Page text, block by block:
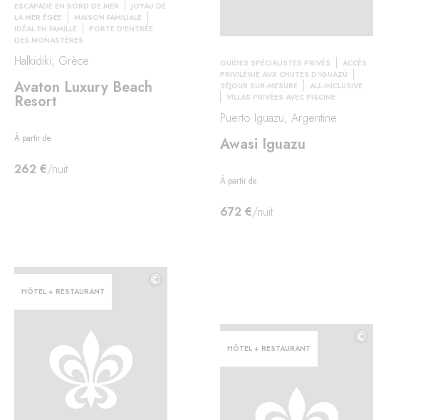
ESCAPADE EN BORD DE MER
JOYAU DE
LA MER ÉGÉE
MAISON FAMILIALE
IDÉAL EN FAMILLE
PORTE D'ENTRÉE
DES MONASTÈRES
Halkidiki, Grèce
Avaton Luxury Beach
Resort
À partir de
262 €/nuit
GUIDES SPÉCIALISTES PRIVÉS
ACCÈS
PRIVILÉGIÉ AUX CHUTES D'IGUAZÚ
SÉJOUR SUR-MESURE
ALL-INCLUSIVE
VILLAS PRIVÉES AVEC PISCINE
Puerto Iguazu, Argentine
Awasi Iguazu
À partir de
672 €/nuit
HÔTEL + RESTAURANT
©
HÔTEL + RESTAURANT
©